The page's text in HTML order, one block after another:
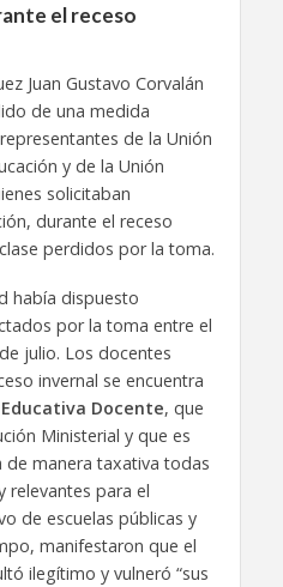
el receso
Juan Gustavo Corvalán
de una medida
de la Unión
y de la Unión
solicitaban
durante el receso
perdidos por la toma.
había dispuesto
por la toma entre el
julio. Los docentes
invernal se encuentra
Docente, que
Ministerial y que es
manera taxativa todas
relevantes para el
de escuelas públicas y
manifestaron que el
ilegítimo y vulneró “sus